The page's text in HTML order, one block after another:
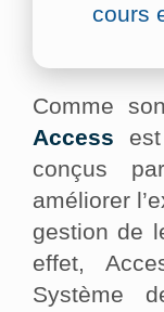
cours
Comme
Access
conçus
améliorer
gestion de
effet,
Système